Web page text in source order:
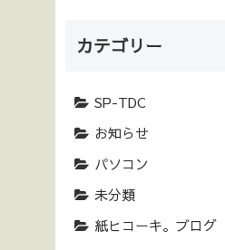
カテゴリー
SP-TDC
お知らせ
パソコン
未分類
紙ヒコーキ。ブログ